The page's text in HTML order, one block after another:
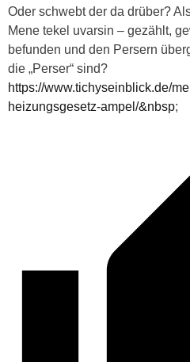
Oder schwebt der da drüber?
Mene tekel uvarsin – gezählt,
befunden und den Persern
die „Perser“ sind?
https://www.tichyseinblick.de/
heizungsgesetz-ampel/&nbsp;